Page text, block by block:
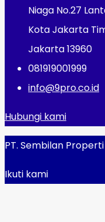
Niaga No.27
Kota Jakarta
Jakarta 13960
081919001999
info@9pro.co.id
Hubungi kami
PT. Sembilan
Ikuti kami